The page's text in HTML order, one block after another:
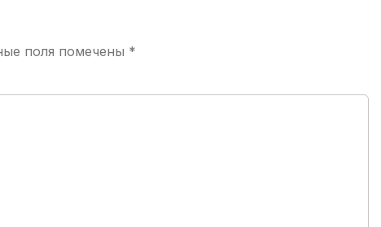
поля помечены *